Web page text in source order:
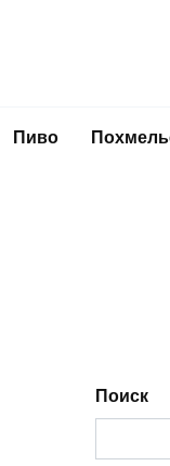
Пиво
Поиск